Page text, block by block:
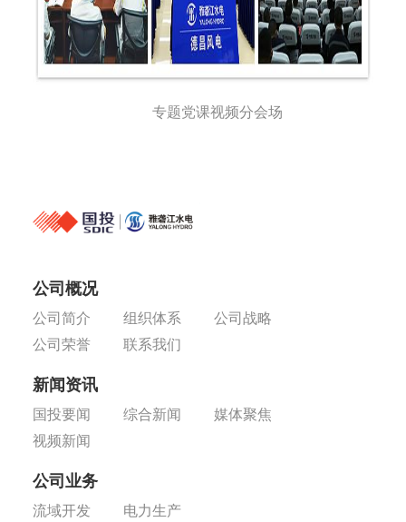
专题党课视频分会场
公司概况
公司简介 组织体系
公司战略
公司荣誉
联系我们
新闻资讯
国投要闻 综合新闻
媒体聚焦
视频新闻
公司业务
流域开发 电力生产